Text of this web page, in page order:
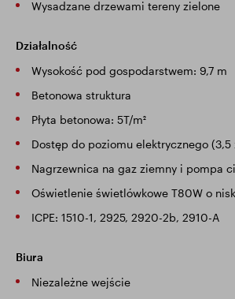
Wysadzane drzewami tereny zielone
Działalność
Wysokość pod gospodarstwem: 9,7 m
Betonowa struktura
Płyta betonowa: 5T/m²
Dostęp do poziomu elektrycznego (3,5
Nagrzewnica na gaz ziemny i pompa
Oświetlenie świetlówkowe T80W o
ICPE: 1510-1, 2925, 2920-2b, 2910-A
Biura
Niezależne wejście